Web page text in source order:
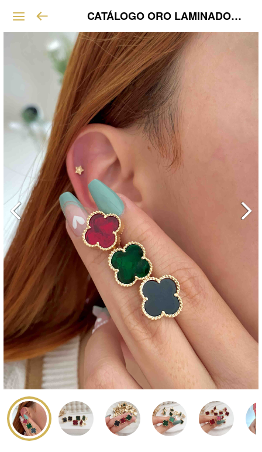
CATÁLOGO ORO LAMINADO VIP